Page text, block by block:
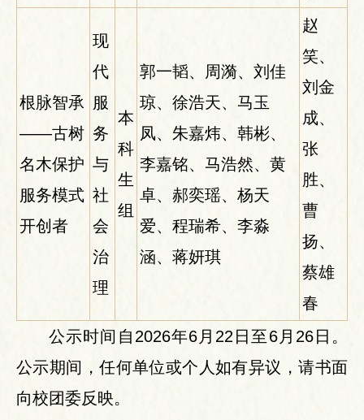
根脉智承
——古树
名木保护
服务模式
开创者
现
代
服
务
与
社
会
治
理
本
科
生
组
郭一韬、周漪、刘佳
琼、徐浩天、马玉
凤、朱嘉炜、韩彬、
李嘉铭、马浩然、黄
卓、郝奕瑶、杨天
爱、程瑞希、李淼
涵、蒋妍琪
赵
笑、
刘金
成、
张
胜、
曹
扬、
蔡雄
春
公示时间自2026年6月22日至6月26日。
公示期间，任何单位或个人如有异议，请书面
向校团委反映。